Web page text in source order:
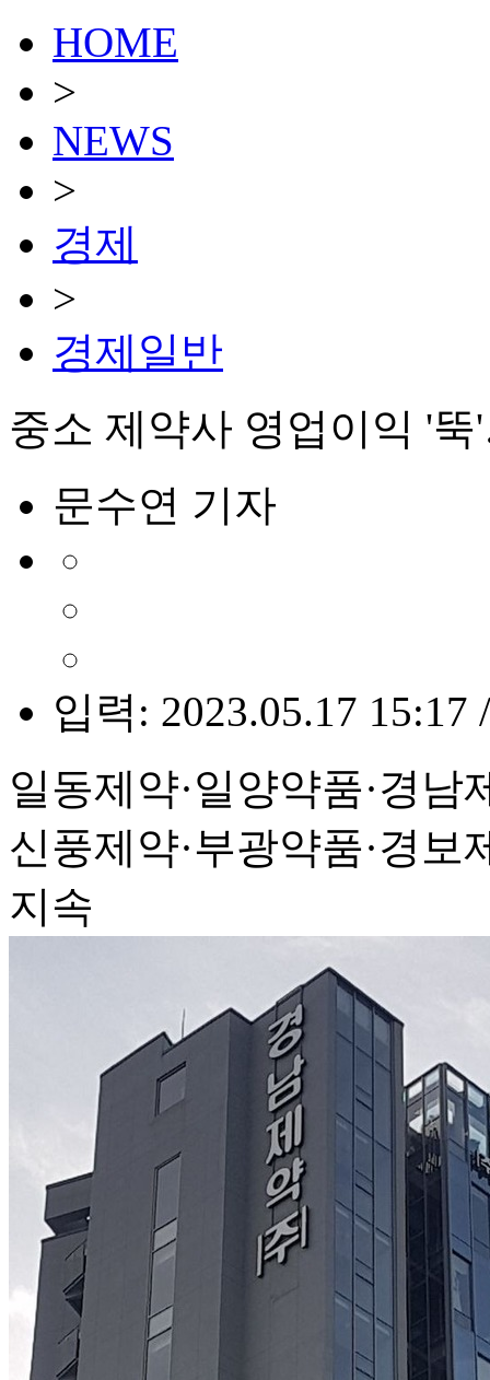
HOME
>
NEWS
>
경제
>
경제일반
중소 제약사 영업이익 '
문수연 기자
입력: 2023.05.17 15:17
일동제약·일양약품·경남
신풍제약·부광약품·경
지속